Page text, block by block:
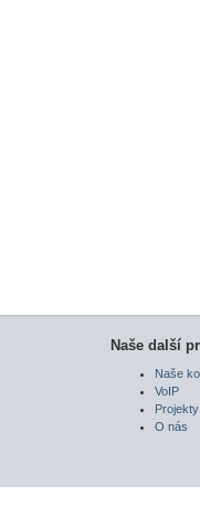
Naše další
Naše
VoIP
Projekty
O nás